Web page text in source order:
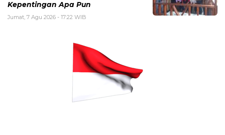
Kepentingan Apa Pun
Jumat, 7 Agu 2026 - 17:22 WIB